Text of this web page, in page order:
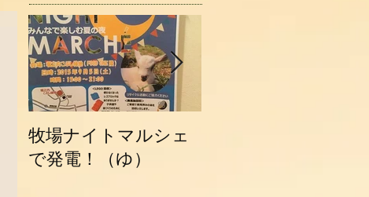
牧場ナイトマルシェ
で発電！（ゆ）